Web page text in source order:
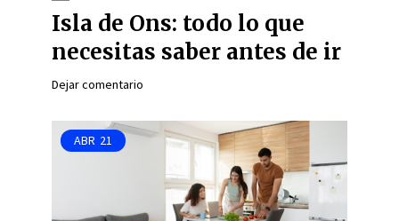
Isla de Ons: todo lo que
necesitas saber antes de ir
Dejar comentario
ABR 21